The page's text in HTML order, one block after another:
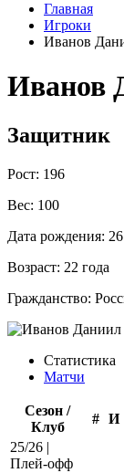
Главная
Игроки
Иванов
Иванов
Защитник
Рост: 196
Вес: 100
Дата рождения:
Возраст: 22 года
Гражданство:
Статистика
Матчи
Сезон /
Клуб
# И
25/26 |
Плей-офф